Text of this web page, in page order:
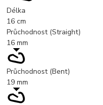
Délka
16cm
Průchodnost (Straight)
16mm
Průchodnost (Bent)
19mm